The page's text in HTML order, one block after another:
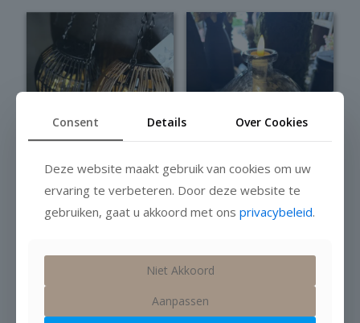
luchtballon S
Op voorraad
helder glas
Op voorraad
€14,95
Consent Details Over Cookies
Deze website maakt gebruik van cookies om uw
ervaring te verbeteren. Door deze website te
gebruiken, gaat u akkoord met ons privacybeleid.
Niet Akkoord
Aanpassen